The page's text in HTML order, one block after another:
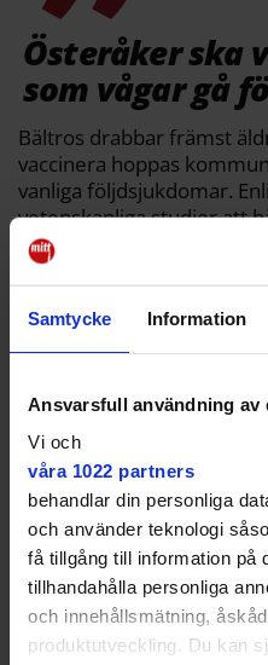
Samtycke Information
Ansvarsfull användning av
Vi och
våra 1022 partners
behandlar din personliga
och använder teknologi
få tillgång till information på
tillhandahålla personliga
och innehållsmätning,
produktutveckling. Du kan
Österåker ska
som vågar gå
Bältros drabbar främst
vaccinera hoppas
vanliga följdsjukdomar.
vetenskapliga studier att
minska risken för både
Kan minska
– Österåker ska vara en
Genom att subventionera
en ökad livskvalitet och
invånare, säger Richard
kommunstyrelsens